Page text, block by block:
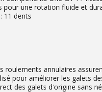
pour une rotation fluide et
11 dents
roulements annulaires
pour améliorer les galets
des galets d'origine sans